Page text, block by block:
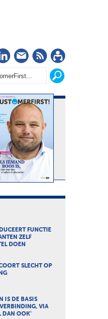
LinkedIn
Nieuwsbrief
RSS
FUNCTIE
ZELF
DOEN
SLECHT OP
IS DE BASIS
VIA
DAN OOK’